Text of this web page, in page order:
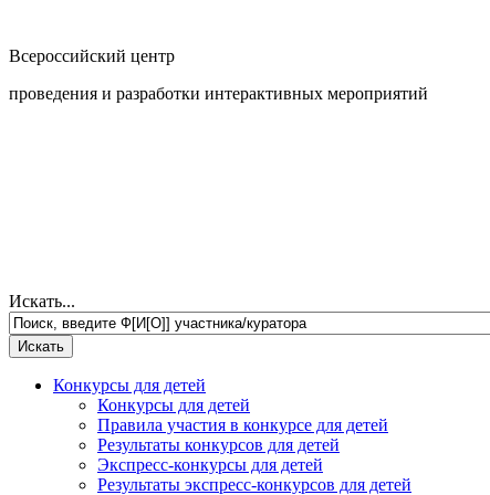
Всероссийский центр
проведения и разработки интерактивных мероприятий
Искать...
Конкурсы для детей
Конкурсы для детей
Правила участия в конкурсе для детей
Результаты конкурсов для детей
Экспресс-конкурсы для детей
Результаты экспресс-конкурсов для детей